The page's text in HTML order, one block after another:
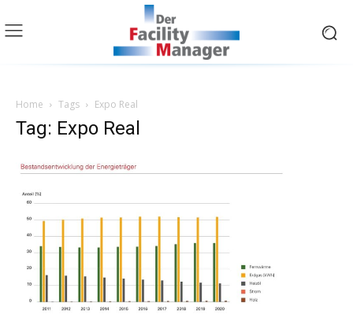
Home Tags Expo Real
Tag: Expo Real